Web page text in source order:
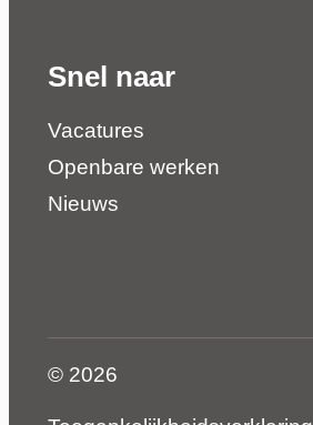
Snel naar
Vacatures
Openbare werken
Nieuws
© 2026